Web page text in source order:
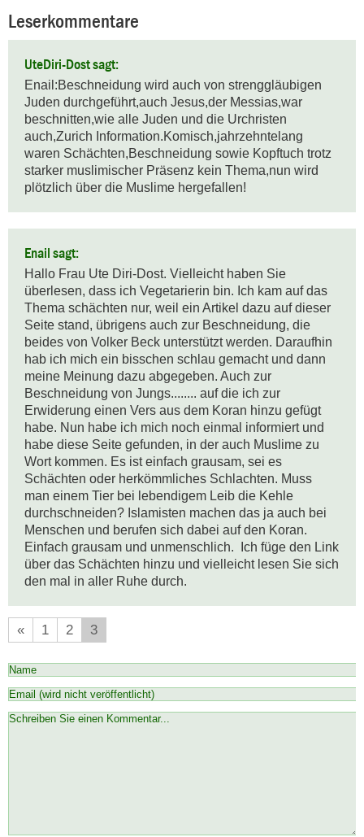
Leserkommentare
UteDiri-Dost sagt:
Enail:Beschneidung wird auch von strenggläubigen
Juden durchgeführt,auch Jesus,der Messias,war
beschnitten,wie alle Juden und die Urchristen
auch,Zurich Information.Komisch,jahrzehntelang
waren Schächten,Beschneidung sowie Kopftuch trotz
starker muslimischer Präsenz kein Thema,nun wird
plötzlich über die Muslime hergefallen!
Enail sagt:
Hallo Frau Ute Diri-Dost. Vielleicht haben Sie
überlesen, dass ich Vegetarierin bin. Ich kam auf das
Thema schächten nur, weil ein Artikel dazu auf dieser
Seite stand, übrigens auch zur Beschneidung, die
beides von Volker Beck unterstützt werden. Daraufhin
hab ich mich ein bisschen schlau gemacht und dann
meine Meinung dazu abgegeben. Auch zur
Beschneidung von Jungs........ auf die ich zur
Erwiderung einen Vers aus dem Koran hinzu gefügt
habe. Nun habe ich mich noch einmal informiert und
habe diese Seite gefunden, in der auch Muslime zu
Wort kommen. Es ist einfach grausam, sei es
Schächten oder herkömmliches Schlachten. Muss
man einem Tier bei lebendigem Leib die Kehle
durchschneiden? Islamisten machen das ja auch bei
Menschen und berufen sich dabei auf den Koran.
Einfach grausam und unmenschlich.  Ich füge den Link
über das Schächten hinzu und vielleicht lesen Sie sich
den mal in aller Ruhe durch.
« 1 2 3